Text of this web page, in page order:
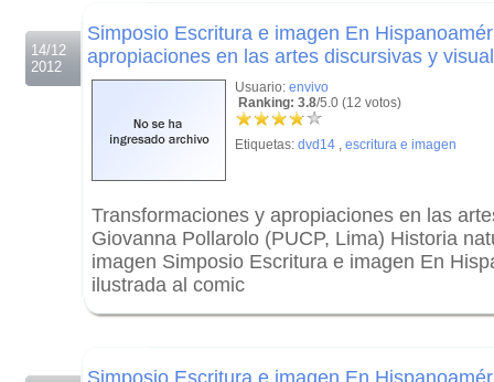
14/12
2012
Simposio Escritura e imagen En
apropiaciones en las artes discursivas y
Usuario: envivo
Ranking: 3.8/5.0 (12 votos)
Etiquetas: dvd14 , escritura e imagen
Transformaciones y apropiaciones en las
Giovanna Pollarolo (PUCP, Lima) Historia
imagen Simposio Escritura e imagen En
ilustrada al comic
Simposio Escritura e imagen En